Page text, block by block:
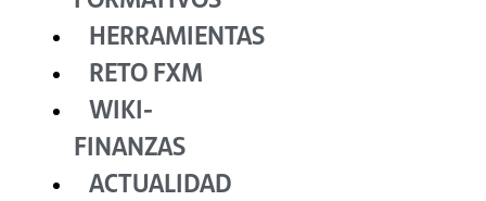
HERRAMIENTAS
RETO FXM
WIKI-
FINANZAS
ACTUALIDAD